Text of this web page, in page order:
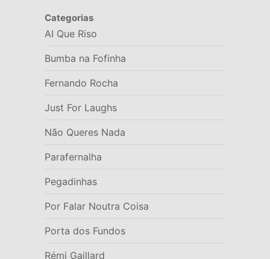
Categorias
AI Que Riso
Bumba na Fofinha
Fernando Rocha
Just For Laughs
Não Queres Nada
Parafernalha
Pegadinhas
Por Falar Noutra Coisa
Porta dos Fundos
Rémi Gaillard